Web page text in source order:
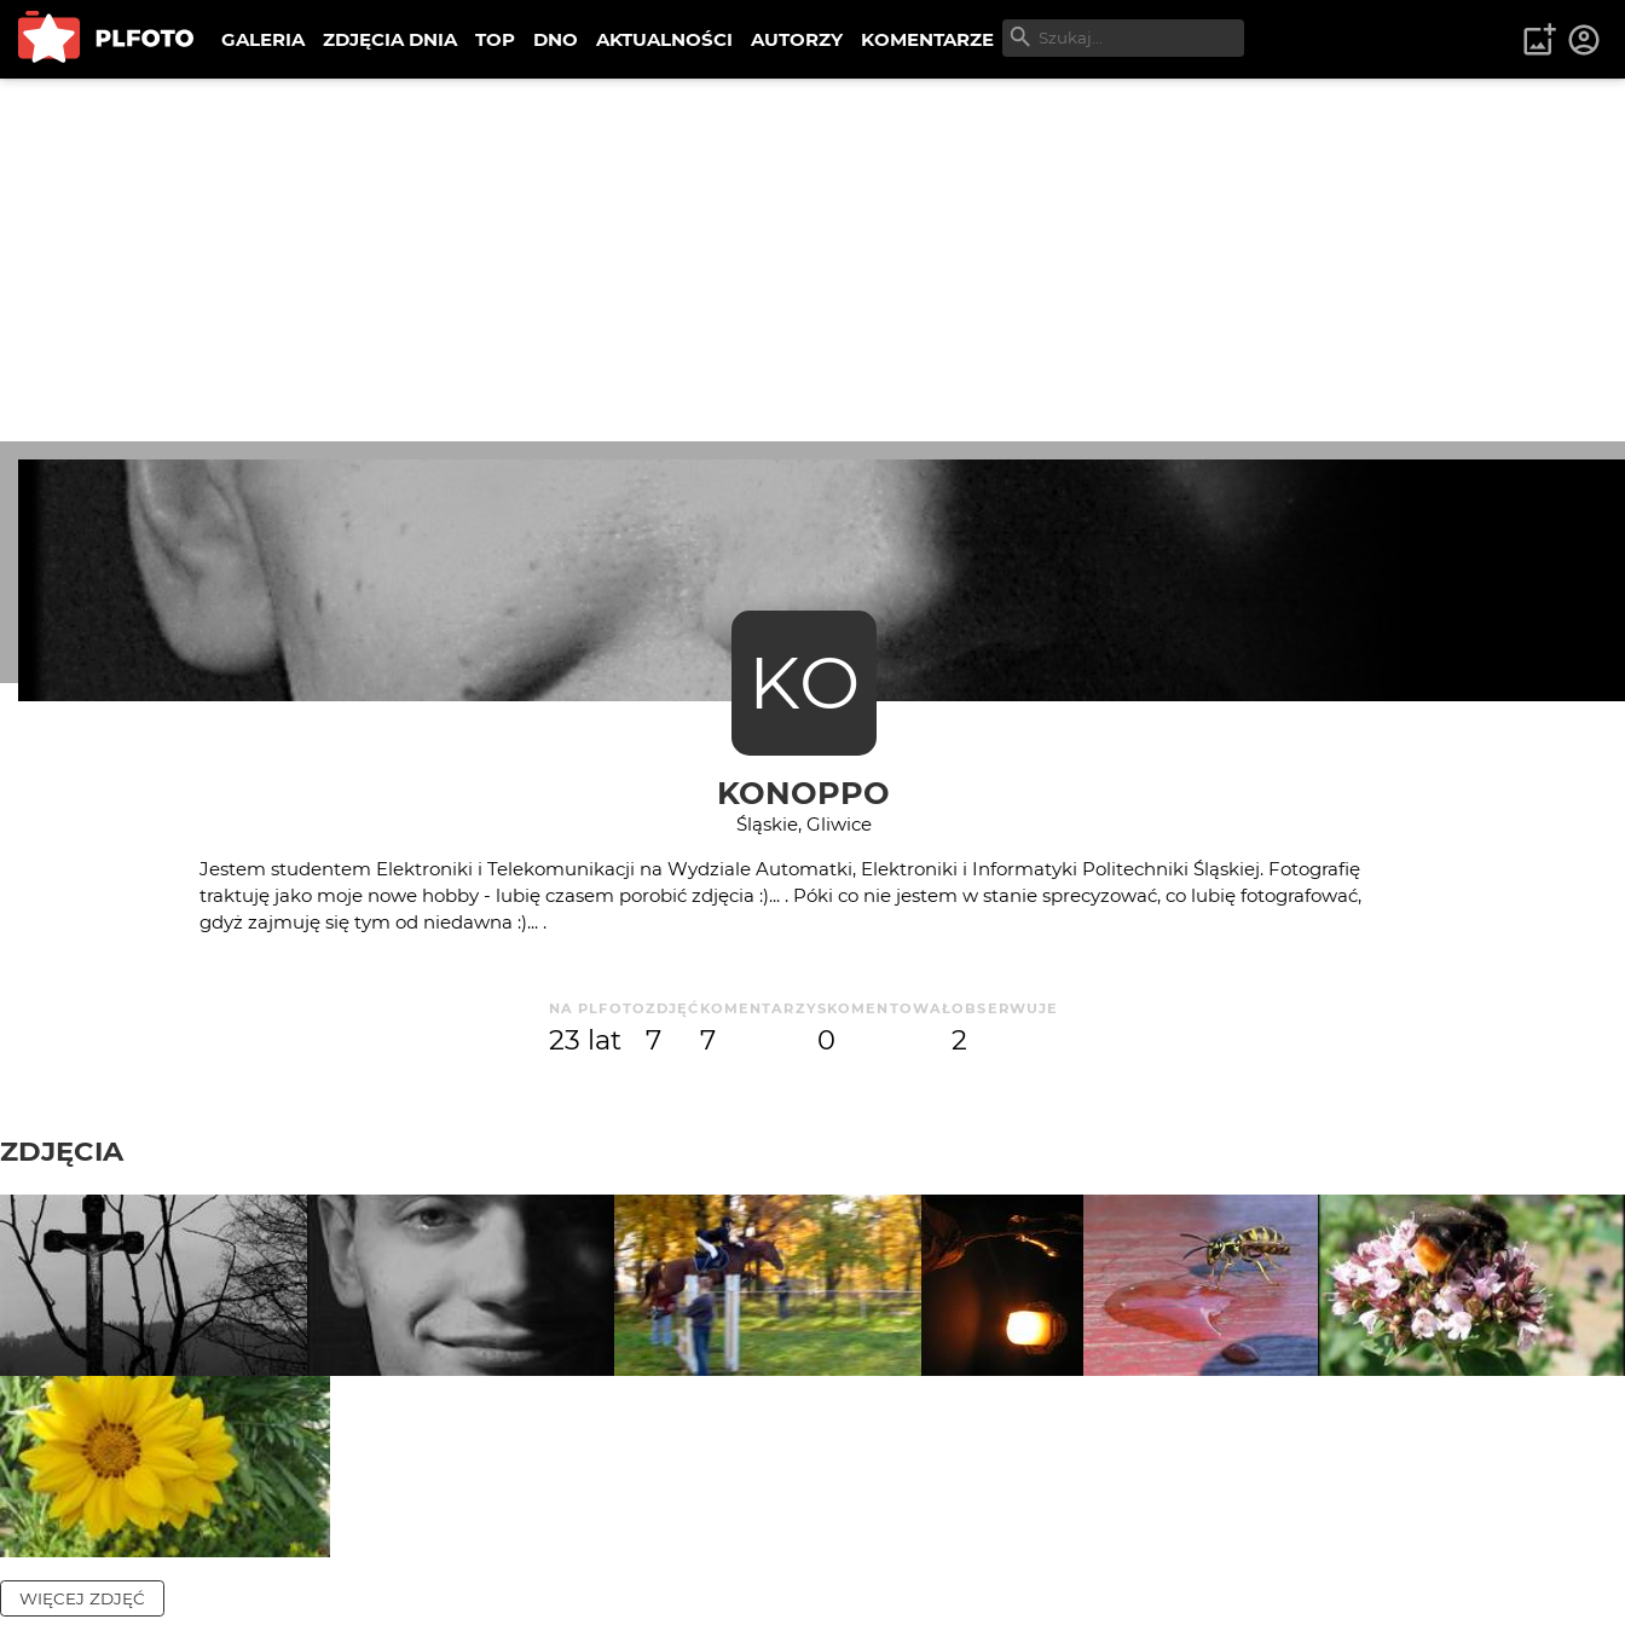
GALERIA ZDJĘCIA DNIA TOP DNO AKTUALNOŚCI AUTORZY KOMENTARZE
KO
KONOPPO
Śląskie, Gliwice
Jestem studentem Elektroniki i Telekomunikacji na Wydziale Automatki, Elektroniki i Informatyki Politechniki Śląskiej. Fotografię
traktuję jako moje nowe hobby - lubię czasem porobić zdjęcia :)... . Póki co nie jestem w stanie sprecyzować, co lubię fotografować,
gdyż zajmuję się tym od niedawna :)... .
NA PLFOTO
23 lat
ZDJĘĆ
7
KOMENTARZY
7
SKOMENTOWAŁ
0
OBSERWUJE
2
ZDJĘCIA
WIĘCEJ ZDJĘĆ